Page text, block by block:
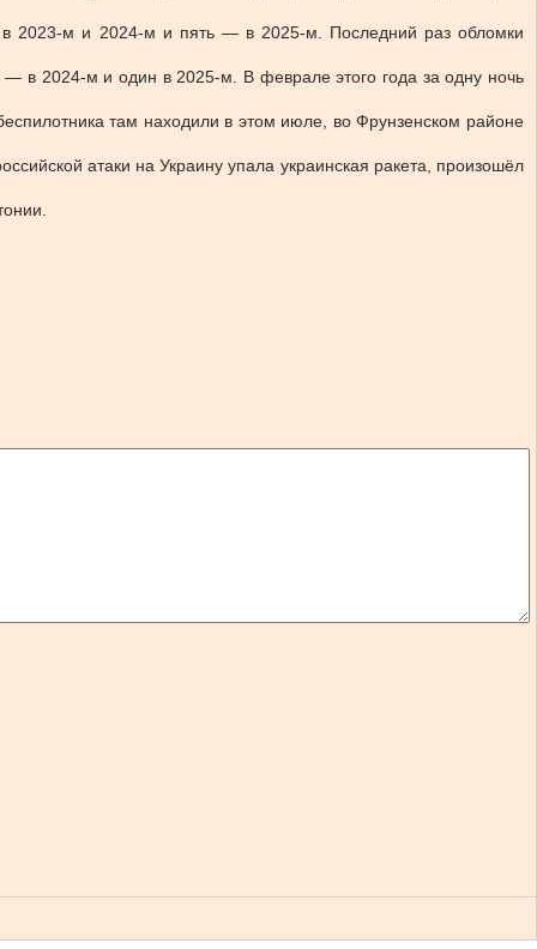
2023-м и 2024-м и пять — в 2025-м. Последний раз обломки
2024-м и один в 2025-м. В феврале этого года за одну ночь
там находили в этом июле, во Фрунзенском районе
атаки на Украину упала украинская ракета, произошёл